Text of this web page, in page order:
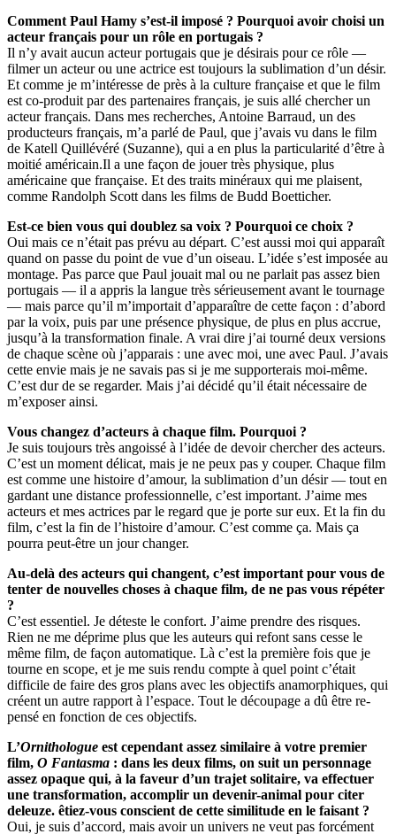
Comment Paul Hamy s’est-il imposé ? Pourquoi avoir choisi un
acteur français pour un rôle en portugais ?
Il n’y avait aucun acteur portugais que je désirais pour ce rôle —
filmer un acteur ou une actrice est toujours la sublimation d’un désir.
Et comme je m’intéresse de près à la culture française et que le film
est co-produit par des partenaires français, je suis allé chercher un
acteur français. Dans mes recherches, Antoine Barraud, un des
producteurs français, m’a parlé de Paul, que j’avais vu dans le film
de Katell Quillévéré (Suzanne), qui a en plus la particularité d’être à
moitié américain.Il a une façon de jouer très physique, plus
américaine que française. Et des traits minéraux qui me plaisent,
comme Randolph Scott dans les films de Budd Boetticher.
Est-ce bien vous qui doublez sa voix ? Pourquoi ce choix ?
Oui mais ce n’était pas prévu au départ. C’est aussi moi qui apparaît
quand on passe du point de vue d’un oiseau. L’idée s’est imposée au
montage. Pas parce que Paul jouait mal ou ne parlait pas assez bien
portugais — il a appris la langue très sérieusement avant le tournage
— mais parce qu’il m’importait d’apparaître de cette façon : d’abord
par la voix, puis par une présence physique, de plus en plus accrue,
jusqu’à la transformation finale. A vrai dire j’ai tourné deux versions
de chaque scène où j’apparais : une avec moi, une avec Paul. J’avais
cette envie mais je ne savais pas si je me supporterais moi-même.
C’est dur de se regarder. Mais j’ai décidé qu’il était nécessaire de
m’exposer ainsi.
Vous changez d’acteurs à chaque film. Pourquoi ?
Je suis toujours très angoissé à l’idée de devoir chercher des acteurs.
C’est un moment délicat, mais je ne peux pas y couper. Chaque film
est comme une histoire d’amour, la sublimation d’un désir — tout en
gardant une distance professionnelle, c’est important. J’aime mes
acteurs et mes actrices par le regard que je porte sur eux. Et la fin du
film, c’est la fin de l’histoire d’amour. C’est comme ça. Mais ça
pourra peut-être un jour changer.
Au-delà des acteurs qui changent, c’est important pour vous de
tenter de nouvelles choses à chaque film, de ne pas vous répéter
?
C’est essentiel. Je déteste le confort. J’aime prendre des risques.
Rien ne me déprime plus que les auteurs qui refont sans cesse le
même film, de façon automatique. Là c’est la première fois que je
tourne en scope, et je me suis rendu compte à quel point c’était
difficile de faire des gros plans avec les objectifs anamorphiques, qui
créent un autre rapport à l’espace. Tout le découpage a dû être re-
pensé en fonction de ces objectifs.
L’Ornithologue est cependant assez similaire à votre premier
film, O Fantasma : dans les deux films, on suit un personnage
assez opaque qui, à la faveur d’un trajet solitaire, va effectuer
une transformation, accomplir un devenir-animal pour citer
deleuze. êtiez-vous conscient de cette similitude en le faisant ?
Oui, je suis d’accord, mais avoir un univers ne veut pas forcément